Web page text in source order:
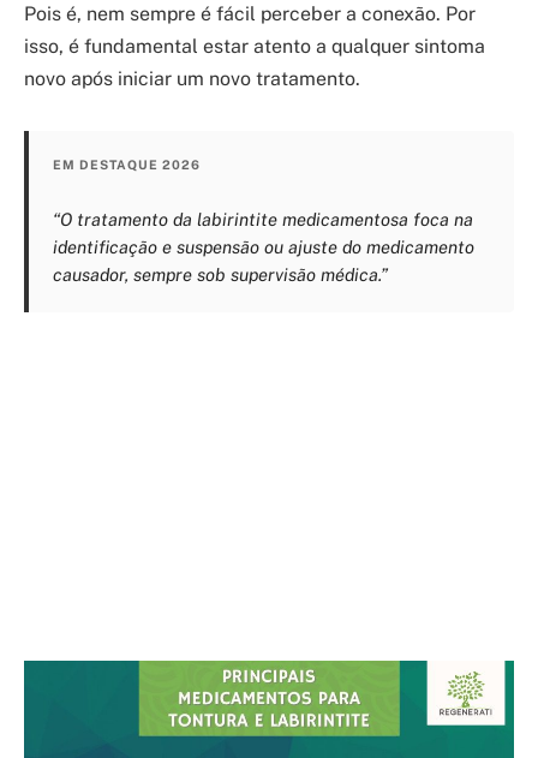
Pois é, nem sempre é fácil perceber a conexão. Por
isso, é fundamental estar atento a qualquer sintoma
novo após iniciar um novo tratamento.
EM DESTAQUE 2026
“O tratamento da labirintite medicamentosa foca na
identificação e suspensão ou ajuste do medicamento
causador, sempre sob supervisão médica.”